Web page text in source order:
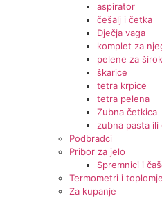
aspirator
češalj i četka
Dječja vaga
komplet za
pelene za
škarice
tetra krpice
tetra pelena
Zubna četkica
zubna pasta ili
Podbradci
Pribor za jelo
Spremnici i
Termometri i
Za kupanje